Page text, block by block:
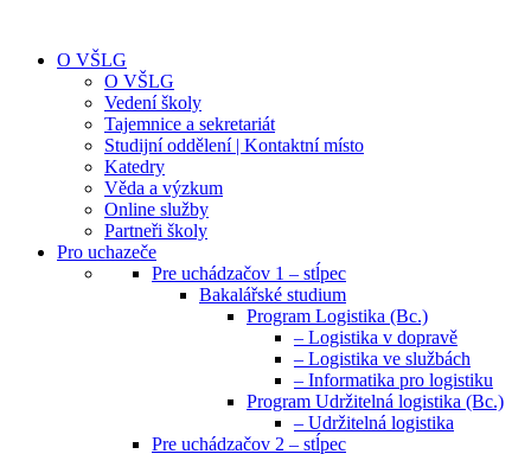
O VŠLG
O VŠLG
Vedení školy
Tajemnice a sekretariát
Studijní oddělení | Kontaktní místo
Katedry
Věda a výzkum
Online služby
Partneři školy
Pro uchazeče
Pre uchádzačov 1 – stĺpec
Bakalářské studium
Program Logistika (Bc.)
– Logistika v dopravě
– Logistika ve službách
– Informatika pro logistiku
Program Udržitelná logistika (Bc.)
– Udržitelná logistika
Pre uchádzačov 2 – stĺpec